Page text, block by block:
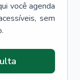
você agenda
sem